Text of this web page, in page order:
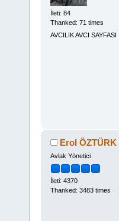
İleti: 84
Thanked: 71 times
AVCILIK AVCI SAYFASI
Erol ÖZTÜRK
Avlak Yönetici
İleti: 4370
Thanked: 3483 times